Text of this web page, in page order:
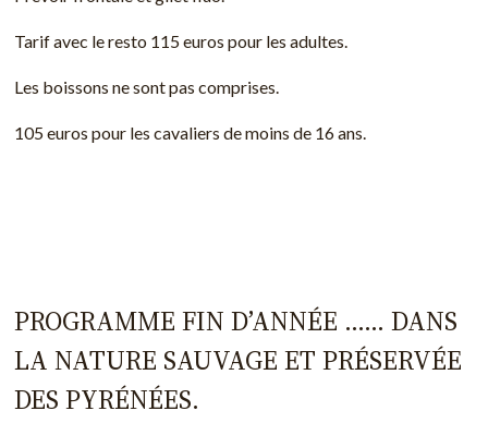
Tarif avec le resto 115 euros pour les adultes.
Les boissons ne sont pas comprises.
105 euros pour les cavaliers de moins de 16 ans.
PROGRAMME FIN D’ANNÉE …… DANS
LA NATURE SAUVAGE ET PRÉSERVÉE
DES PYRÉNÉES.